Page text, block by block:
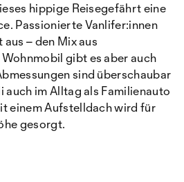
hippige Reisegefährt eine
Passionierte Vanlifer:innen
– den Mix aus
gibt es aber auch
sind überschaubar
auch im Alltag als Familienauto
einem Aufstelldach wird für
gesorgt.